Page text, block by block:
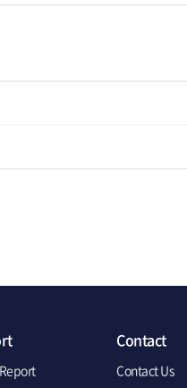
Contact
Contact Us